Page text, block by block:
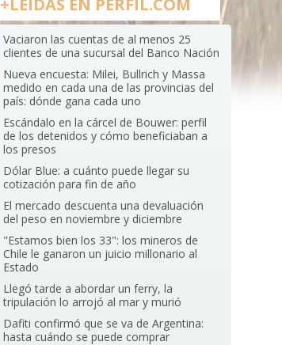
+LEÍDAS EN PERFIL.COM
Vaciaron las cuentas de al menos 25
clientes de una sucursal del Banco Nación
Nueva encuesta: Milei, Bullrich y Massa
medido en cada una de las provincias del
país: dónde gana cada uno
Escándalo en la cárcel de Bouwer: perfil
de los detenidos y cómo beneficiaban a
los presos
Dólar Blue: a cuánto puede llegar su
cotización para fin de año
El mercado descuenta una devaluación
del peso en noviembre y diciembre
"Estamos bien los 33": los mineros de
Chile le ganaron un juicio millonario al
Estado
Llegó tarde a abordar un ferry, la
tripulación lo arrojó al mar y murió
Dafiti confirmó que se va de Argentina:
hasta cuándo se puede comprar